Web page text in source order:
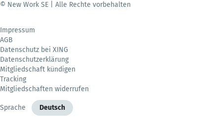
© New Work SE | Alle Rechte vorbehalten
Impressum
AGB
Datenschutz bei XING
Datenschutzerklärung
Mitgliedschaft kündigen
Tracking
Mitgliedschaften widerrufen
Sprache Deutsch